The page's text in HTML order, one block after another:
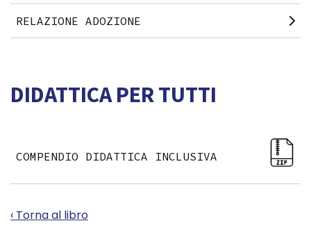
RELAZIONE ADOZIONE
DIDATTICA PER TUTTI
COMPENDIO DIDATTICA INCLUSIVA
‹ Torna al libro